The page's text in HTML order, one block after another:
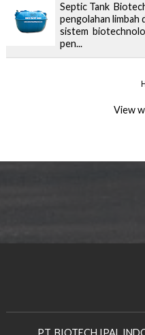
Septic Tank
pengolahan limbah
sistem
pen...
View
PT. BIOTECH IPAL